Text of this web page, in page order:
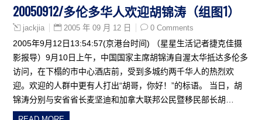
20050912/多伦多华人欢迎胡锦涛（组图1）
jackjia 2005 年 09 月 12 日 0 Comments
2005年9月12日13:54:57(京港台时间) （星星生活记者捷克佳摄
影报导）9月10日上午，中国国家主席胡锦涛自渥太华抵达多伦多
访问，在下榻的市中心酒店前，受到多城约两千华人的热烈欢
迎。欢迎的人群中更有人打出“胡哥，你好！”的标语。 当日，胡
锦涛分别与安省省长麦坚迪和加拿大联邦公民暨移民部长胡…